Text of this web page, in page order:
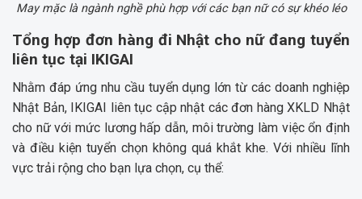
May mặc là ngành nghề phù hợp với các bạn nữ có sự khéo léo
Tổng hợp đơn hàng đi Nhật cho nữ đang tuyển
liên tục tại IKIGAI
Nhằm đáp ứng nhu cầu tuyển dụng lớn từ các doanh nghiệp
Nhật Bản, IKIGAI liên tục cập nhật các đơn hàng XKLD Nhật
cho nữ với mức lương hấp dẫn, môi trường làm việc ổn định
và điều kiện tuyển chọn không quá khắt khe. Với nhiều lĩnh
vực trải rộng cho bạn lựa chọn, cụ thể: